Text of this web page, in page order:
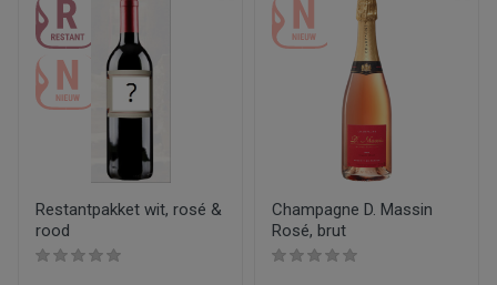
Restantpakket wit, rosé &
rood
Champagne D. Massin
Rosé, brut